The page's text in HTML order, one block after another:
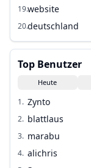
19.website
20.deutschland
Top Benutzer
Heute
1. Zynto
2. blattlaus
3. marabu
4. alichris